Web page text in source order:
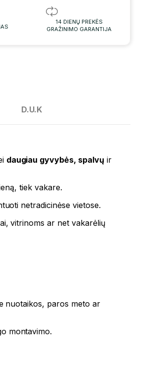
14 DIENŲ PREKĖS
GRAŽINIMO GARANTIJA
D.U.K
daugiau gyvybės, spalvų ir
tiek vakare.
netradicinėse vietose.
vitrinoms ar net vakarėlių
nuotaikos, paros meto ar
montavimo.